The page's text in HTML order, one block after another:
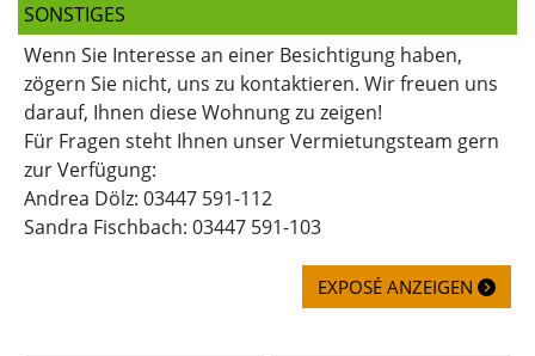
SONSTIGES
Wenn Sie Interesse an einer Besichtigung haben,
zögern Sie nicht, uns zu kontaktieren. Wir freuen uns
darauf, Ihnen diese Wohnung zu zeigen!
Für Fragen steht Ihnen unser Vermietungsteam gern
zur Verfügung:
Andrea Dölz: 03447 591-112
Sandra Fischbach: 03447 591-103
EXPOSÉ ANZEIGEN